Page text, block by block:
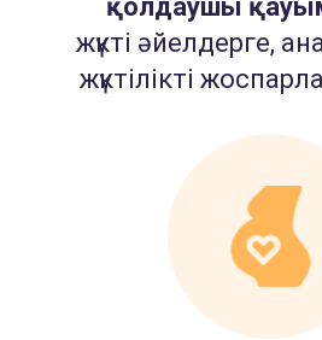
қолдаушы
жүкті әйелдерге,
жүктілікті